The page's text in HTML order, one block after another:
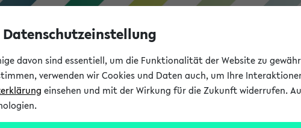
Datenschutzeinstellung
davon sind essentiell, um die Funktionalität der Website zu
verwenden wir Cookies und Daten auch, um Ihre
einsehen und mit der Wirkung für die Zukunft widerrufen.